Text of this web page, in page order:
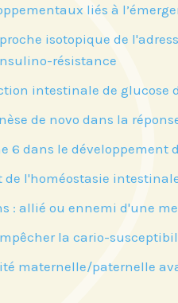
liés à
isotopique de
résistance
intestinale de glucose
de novo dans la
6 dans le développement
de l'homéostasie
: allié ou ennemi d'une
la cario-
maternelle/paternelle